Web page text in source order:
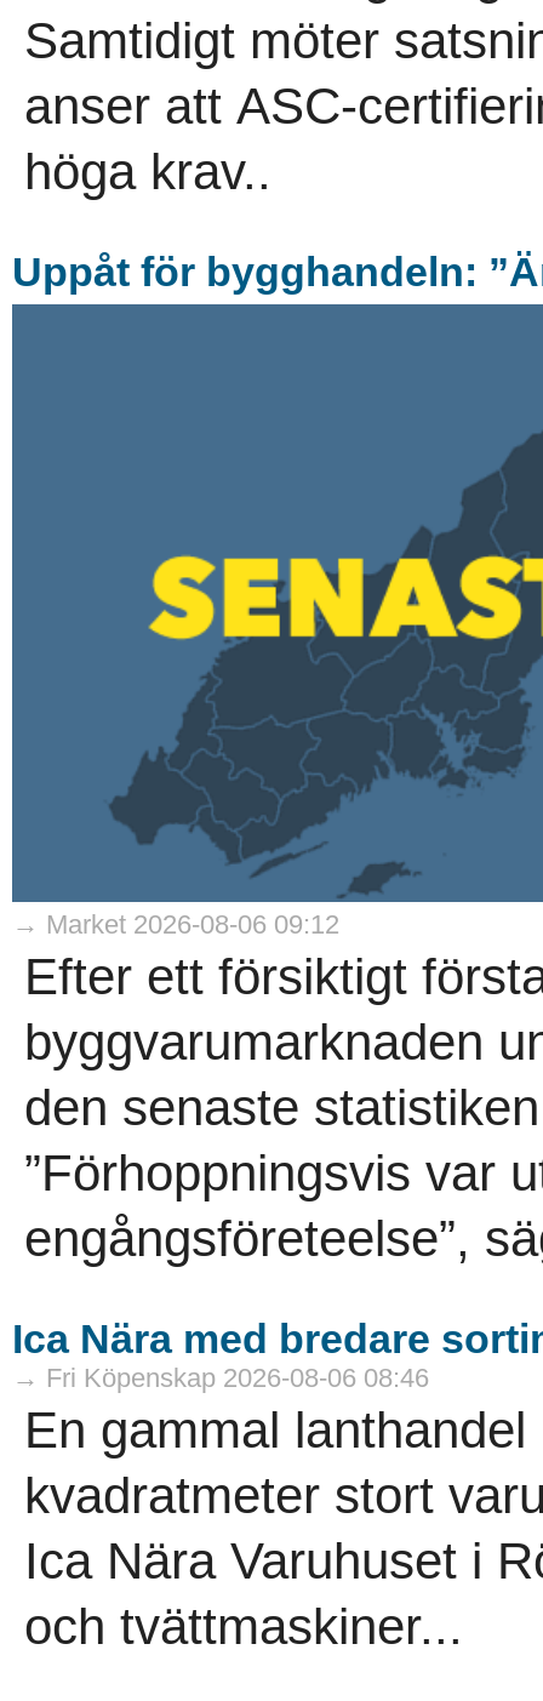
Samtidigt möter
anser att ASC-
höga krav..
→ Market 2026-08-06 09:12
Efter ett försiktigt
byggvarumarknaden
den senaste
”Förhoppningsvis var
engångsföreteelse”,
Ica Nära med bredare
→ Fri Köpenskap 2026-08-06 08:46
En gammal
kvadratmeter stort
Ica Nära Varuhuset i
och tvättmaskiner...